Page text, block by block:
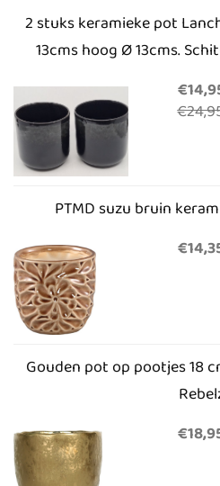
2 stuks keramieke pot
13cms hoog Ø 13cms.
PTMD suzu bruin
Gouden pot op pootjes 18